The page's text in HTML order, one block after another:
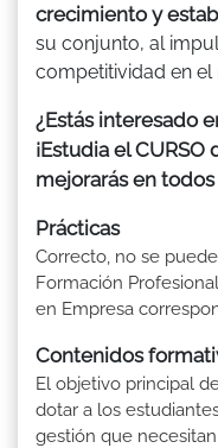
crecimiento y
su conjunto, al
competitividad en
¿Estás interesado
¡Estudia el
mejorarás en
Prácticas
Correcto, no se
Formación
en Empresa
Contenidos
El objetivo principal
dotar a los
gestión que